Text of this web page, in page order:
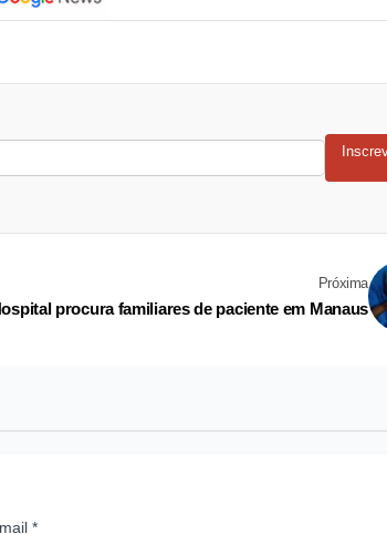
Próxima
procura familiares de paciente em Manaus
*